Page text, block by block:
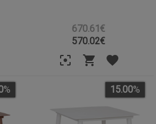
670.61€
570.02€
% 15.00%